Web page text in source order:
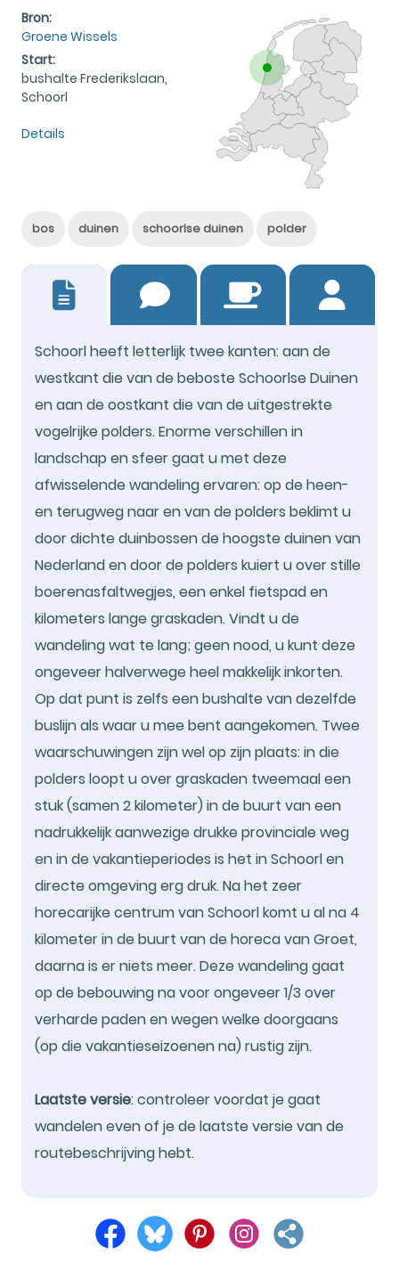
Bron:
Groene Wissels
Start:
bushalte Frederikslaan,
Schoorl
Details
bos duinen schoorlse duinen polder
Schoorl heeft letterlijk twee kanten: aan de
westkant die van de beboste Schoorlse Duinen
en aan de oostkant die van de uitgestrekte
vogelrijke polders. Enorme verschillen in
landschap en sfeer gaat u met deze
afwisselende wandeling ervaren: op de heen-
en terugweg naar en van de polders beklimt u
door dichte duinbossen de hoogste duinen van
Nederland en door de polders kuiert u over stille
boerenasfaltwegjes, een enkel fietspad en
kilometers lange graskaden. Vindt u de
wandeling wat te lang; geen nood, u kunt deze
ongeveer halverwege heel makkelijk inkorten.
Op dat punt is zelfs een bushalte van dezelfde
buslijn als waar u mee bent aangekomen. Twee
waarschuwingen zijn wel op zijn plaats: in die
polders loopt u over graskaden tweemaal een
stuk (samen 2 kilometer) in de buurt van een
nadrukkelijk aanwezige drukke provinciale weg
en in de vakantieperiodes is het in Schoorl en
directe omgeving erg druk. Na het zeer
horecarijke centrum van Schoorl komt u al na 4
kilometer in de buurt van de horeca van Groet,
daarna is er niets meer. Deze wandeling gaat
op de bebouwing na voor ongeveer 1/3 over
verharde paden en wegen welke doorgaans
(op die vakantieseizoenen na) rustig zijn.
Laatste versie: controleer voordat je gaat
wandelen even of je de laatste versie van de
routebeschrijving hebt.